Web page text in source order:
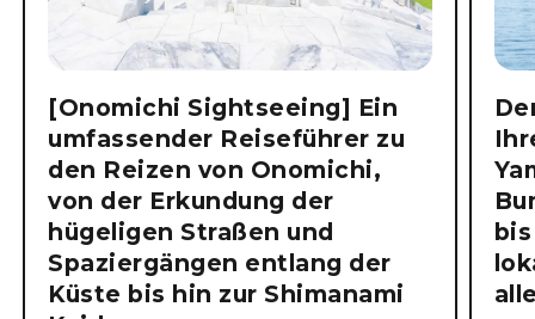
[Onomichi Sightseeing] Ein
umfassender Reiseführer zu
den Reizen von Onomichi,
von der Erkundung der
hügeligen Straßen und
Spaziergängen entlang der
Küste bis hin zur Shimanami